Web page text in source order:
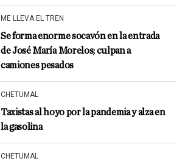
ME LLEVA EL TREN
Se forma enorme socavón en la entrada
de José María Morelos; culpan a
camiones pesados
CHETUMAL
Taxistas al hoyo por la pandemia y alza en
la gasolina
CHETUMAL